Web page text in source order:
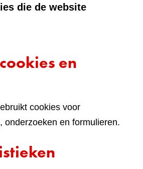
die de website
en
cookies voor
onderzoeken en formulieren.